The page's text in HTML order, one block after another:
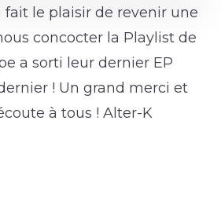
fait le plaisir de revenir une
concocter la Playlist de
a sorti leur dernier EP
! Un grand merci et
à tous ! Alter-K